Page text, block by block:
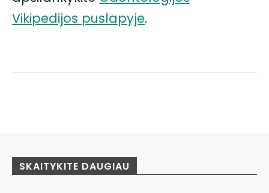
Vikipedijos puslapyje.
SKAITYKITE DAUGIAU